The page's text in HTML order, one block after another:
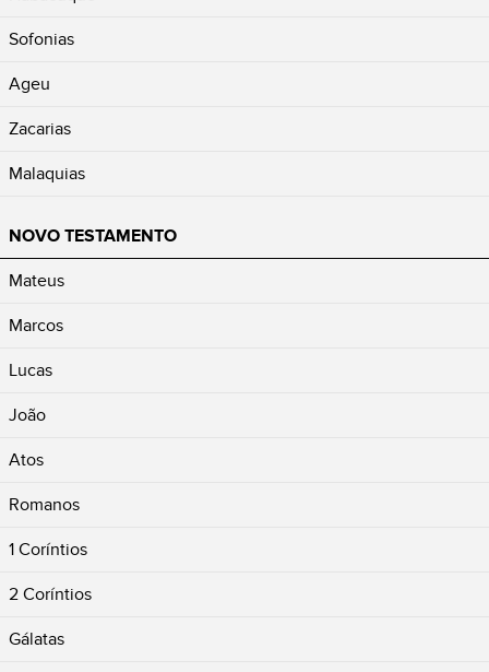
Sofonias
Ageu
Zacarias
Malaquias
NOVO TESTAMENTO
Mateus
Marcos
Lucas
João
Atos
Romanos
1 Coríntios
2 Coríntios
Gálatas